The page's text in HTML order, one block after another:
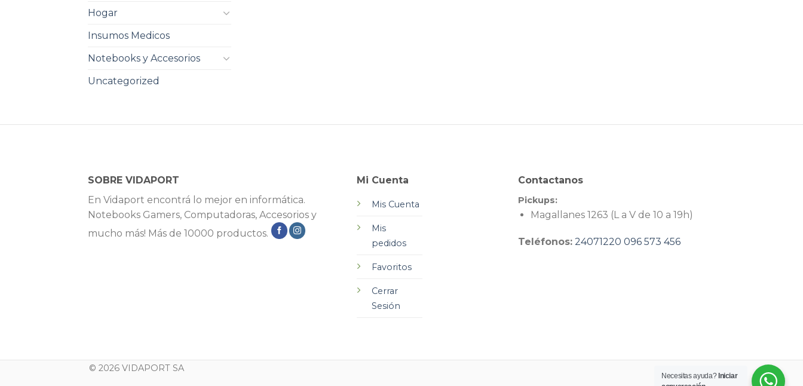
Hogar
Insumos Medicos
Notebooks y Accesorios
Uncategorized
SOBRE VIDAPORT
En Vidaport encontrá lo mejor en informática.
Notebooks Gamers, Computadoras, Accesorios y
mucho más! Más de 10000 productos.
Mi Cuenta
Mis Cuenta
Mis
pedidos
Favoritos
Cerrar
Sesión
Contactanos
Pickups:
Magallanes 1263 (L a V de 10 a 19h)
Teléfonos: 24071220 096 573 456
© 2026 VIDAPORT SA
Necesitas ayuda? Iniciar